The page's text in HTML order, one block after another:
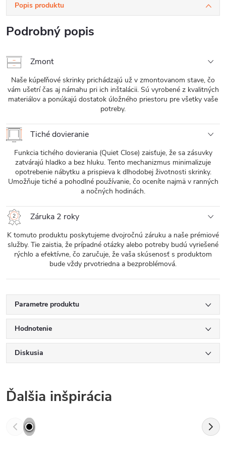
Popis produktu
Podrobný popis
Zmont
Naše kúpeľňové skrinky prichádzajú už v zmontovanom stave, čo
vám ušetrí čas aj námahu pri ich inštalácii. Sú vyrobené z kvalitných
materiálov a ponúkajú dostatok úložného priestoru pre všetky vaše
potreby.
Tiché dovieranie
Funkcia tichého dovierania (Quiet Close) zaisťuje, že sa zásuvky
zatvárajú hladko a bez hluku. Tento mechanizmus minimalizuje
opotrebenie nábytku a prispieva k dlhodobej životnosti skrinky.
Umožňuje tiché a pohodlné používanie, čo oceníte najmä v ranných
a nočných hodinách.
Záruka 2 roky
K tomuto produktu poskytujeme dvojročnú záruku a naše prémiové
služby. Tie zaistia, že prípadné otázky alebo potreby budú vyriešené
rýchlo a efektívne, čo zaručuje, že vaša skúsenosť s produktom
bude vždy prvotriedna a bezproblémová.
Parametre produktu
Hodnotenie
Diskusia
Ďalšia inšpirácia